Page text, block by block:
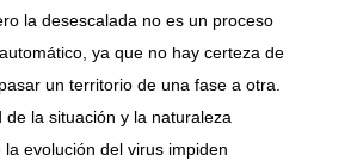
la desescalada no es un proceso
ya que no hay certeza de
un territorio de una fase a otra.
de la situación y la naturaleza
la evolución del virus impiden